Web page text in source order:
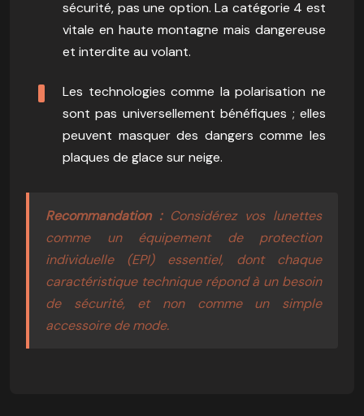
sécurité, pas une option. La catégorie 4 est
vitale en haute montagne mais dangereuse
et interdite au volant.
Les technologies comme la polarisation ne
sont pas universellement bénéfiques ; elles
peuvent masquer des dangers comme les
plaques de glace sur neige.
Recommandation :Considérez vos lunettes
comme un équipement de protection
individuelle (EPI) essentiel, dont chaque
caractéristique technique répond à un besoin
de sécurité, et non comme un simple
accessoire de mode.